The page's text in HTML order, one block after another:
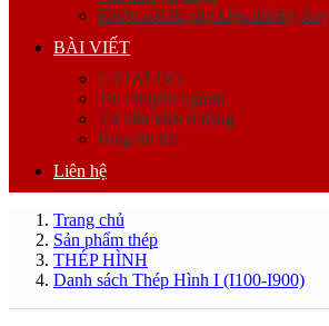
Khớp nối & phụ kiện đường ống
BÀI VIẾT
CATALOG
Tin chuyên ngành
Tư vấn khách hàng
Blog tin tức
Liên hệ
Trang chủ
Sản phẩm thép
THÉP HÌNH
Danh sách Thép Hình I (I100-I900)